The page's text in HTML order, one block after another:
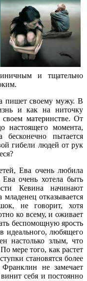
и тщательно
пишет своему мужу. В
и как на ниточку
материнстве. От
настоящего момента,
пытается
гибели людей от рук
Ева очень любила
очень хотела быть
Кевина начинают
младенец отказывается
не говорит, хотя
ко всему, и оживает
беспомощную ярость
идеального, любящего
настолько злым, что
мере того, как растет
становятся более
не замечает
себя и постоянно